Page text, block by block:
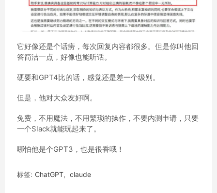
它好像还是个话痨，每次回复内容都很多。但是你叫他回
答简洁一点，好像也能听话。
硬要和GPT4比的话，感觉还是差一个级别。
但是，他对大众友好啊。
免费，不用魔法，不用繁琐的操作，不要内测申请，只要
一个Slack就能玩起来了。
哪怕他是个GPT3，也是很香哦！
标签: ChatGPT, claude